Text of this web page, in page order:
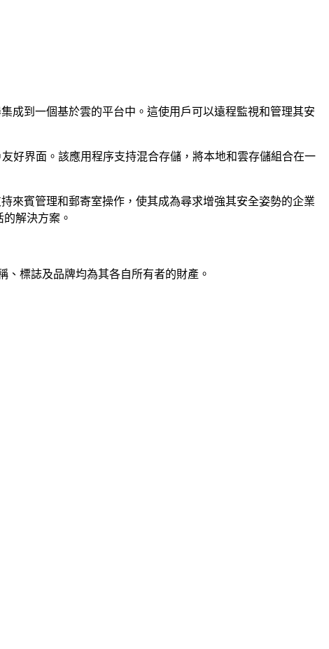
成到一個基於雲的平台中。這使用戶可以遠程監視和管理其安
好界面。該應用程序支持混合存儲，將本地和雲存儲組合在一
來賓管理和郵寄室操作，使其成為尋求增強其安全姿勢的企業
解決方案。
、標誌及品牌均為其各自所有者的財產。